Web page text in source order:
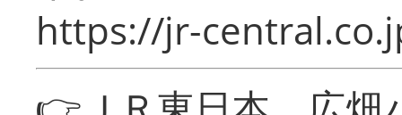
https://jr-